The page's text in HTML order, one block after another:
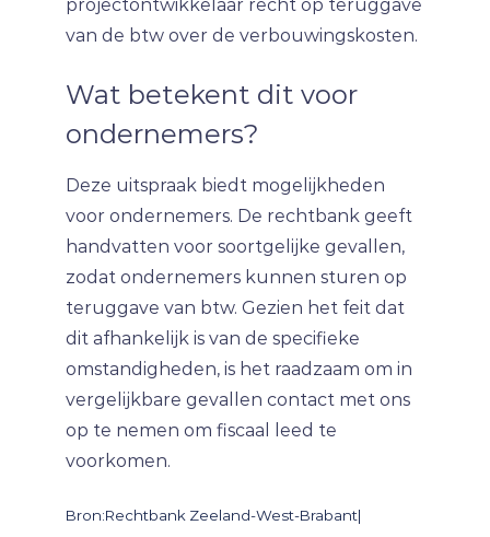
projectontwikkelaar recht op teruggave
van de btw over de verbouwingskosten.
Wat betekent dit voor
ondernemers?
Deze uitspraak biedt mogelijkheden
voor ondernemers. De rechtbank geeft
handvatten voor soortgelijke gevallen,
zodat ondernemers kunnen sturen op
teruggave van btw. Gezien het feit dat
dit afhankelijk is van de specifieke
omstandigheden, is het raadzaam om in
vergelijkbare gevallen contact met ons
op te nemen om fiscaal leed te
voorkomen.
Bron:Rechtbank Zeeland-West-Brabant|